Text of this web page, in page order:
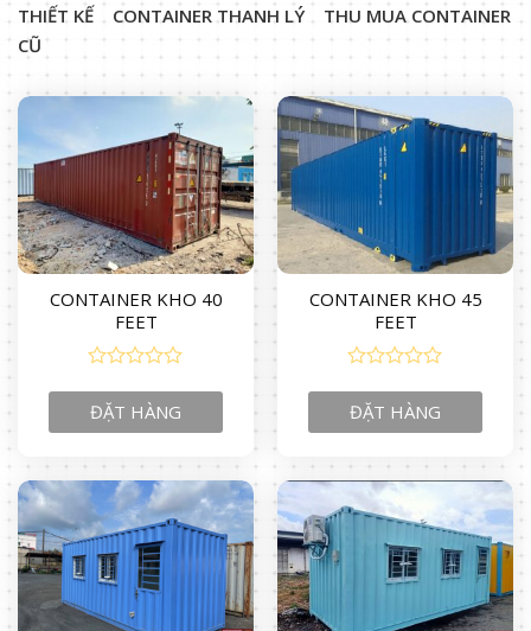
THIẾT KẾ
CONTAINER THANH LÝ
THU MUA CONTAINER
CŨ
CONTAINER KHO 40
FEET
out
of
ĐẶT HÀNG
CONTAINER KHO 45
FEET
out
of
ĐẶT HÀNG